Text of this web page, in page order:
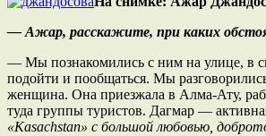
— Ажар, расскажите, при каких
— Мы познакомились с ним на улице, в
подойти и пообщаться. Мы
женщина. Она приезжала в Алма-Ату,
туда группы туристов. Дагмар —
«Kasachstan» c большой любовью,